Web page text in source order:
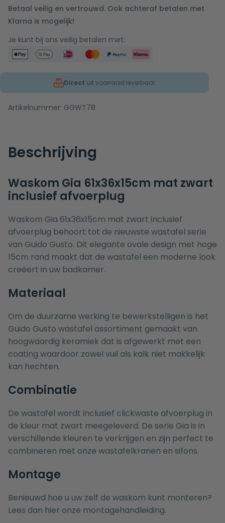
Betaal veilig en vertrouwd. Ook achteraf betalen met
Klarna is mogelijk!
Je kunt bij ons veilig betalen met:
Direct uit voorraad leverbaar
Artikelnummer: GGWT78
Beschrijving
Waskom Gia 61x36x15cm mat zwart
inclusief afvoerplug
Waskom Gia 61x36x15cm mat zwart inclusief
afvoerplug behoort tot de nieuwste wastafel serie
van Guido Gusto. Dit elegante ovale design met hoge
15cm rand maakt dat de wastafel een moderne look
creëert in uw badkamer.
Materiaal
Om de duurzame werking te bewerkstelligen is het
Guido Gusto wastafel assortiment gemaakt van
hoogwaardig keramiek dat is afgewerkt met een
coating waardoor zowel vuil als kalk niet makkelijk
kan hechten.
Combinatie
De wastafel wordt inclusief clickwaste afvoerplug in
de kleur mat zwart meegeleverd. De serie Gia is in
verschillende kleuren te verkrijgen en zijn perfect te
combineren met onze wastafelkranen en sifons.
Montage
Benieuwd hoe u uw zelf de waskom kunt monteren?
Lees dan hier onze montagehandleiding.